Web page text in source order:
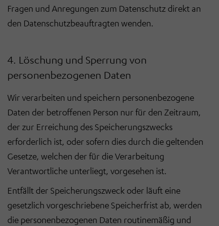
Fragen und Anregungen zum Datenschutz direkt an
den Datenschutzbeauftragten wenden.
4. Löschung und Sperrung von
personenbezogenen Daten
Wir verarbeiten und speichern personenbezogene
Daten der betroffenen Person nur für den Zeitraum,
der zur Erreichung des Speicherungszwecks
erforderlich ist, oder sofern dies durch die geltenden
Gesetze, welchen der für die Verarbeitung
Verantwortliche unterliegt, vorgesehen ist.
Entfällt der Speicherungszweck oder läuft eine
gesetzlich vorgeschriebene Speicherfrist ab, werden
die personenbezogenen Daten routinemäßig und